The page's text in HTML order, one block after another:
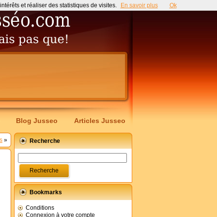
Blog Jusseo Articles Jusseo
» Recherche
Bookmarks
Conditions
Connexion à votre compte
et réaliser des statistiques de visites. En savoir plus Ok